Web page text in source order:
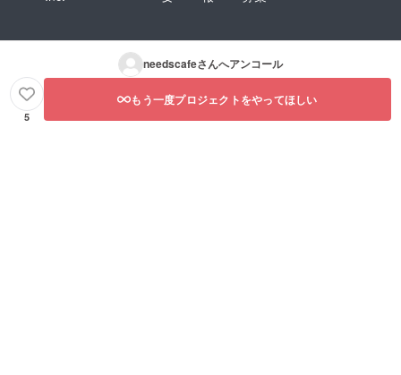
needscafeさんへアンコール
5
もう一度プロジェクトをやってほしい